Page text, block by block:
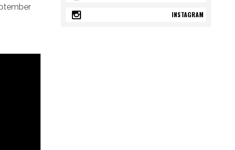
INSTAGRAM